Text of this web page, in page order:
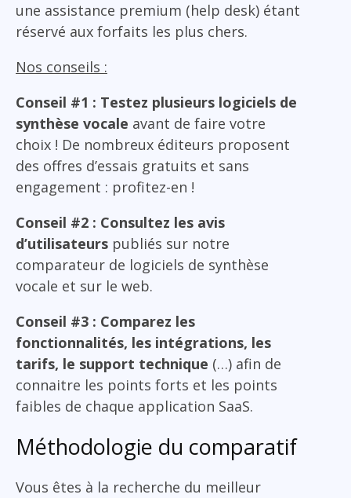
une assistance premium (help desk) étant
réservé aux forfaits les plus chers.
Nos conseils :
Conseil #1 : Testez plusieurs logiciels de
synthèse vocale avant de faire votre
choix ! De nombreux éditeurs proposent
des offres d’essais gratuits et sans
engagement : profitez-en !
Conseil #2 : Consultez les avis
d’utilisateurs publiés sur notre
comparateur de logiciels de synthèse
vocale et sur le web.
Conseil #3 : Comparez les
fonctionnalités, les intégrations, les
tarifs, le support technique (…) afin de
connaitre les points forts et les points
faibles de chaque application SaaS.
Méthodologie du comparatif
Vous êtes à la recherche du meilleur